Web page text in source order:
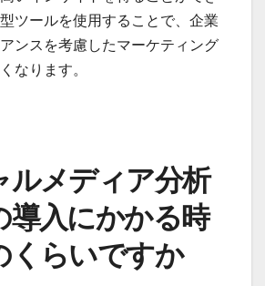
ツールを使用することで、企業
ンスを考慮したマーケティング
なります。
ルメディア分析
導入にかかる時
くらいですか